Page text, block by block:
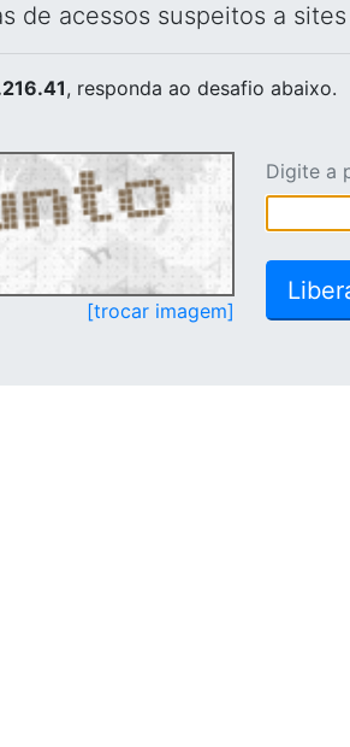
de acessos suspeitos a
, responda ao desafio abaixo.
[trocar imagem]
Digite a